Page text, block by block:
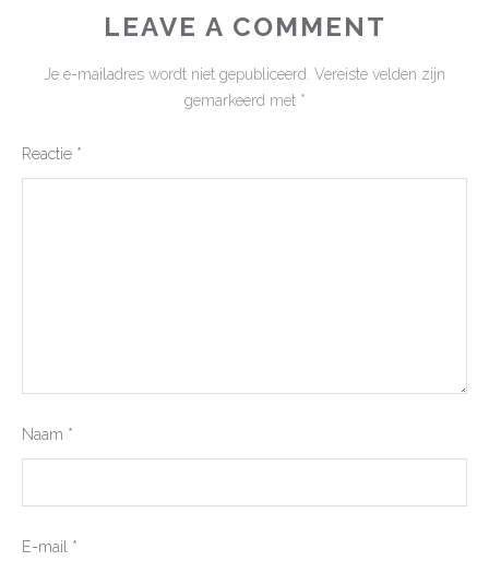
LEAVE A COMMENT
Je e-mailadres wordt niet gepubliceerd. Vereiste velden zijn
gemarkeerd met *
Reactie *
Naam *
E-mail *